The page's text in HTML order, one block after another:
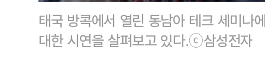
태국 방콕에서 열린 동남아 테크 세미나
대한 시연을 살펴보고 있다.ⓒ삼성전자